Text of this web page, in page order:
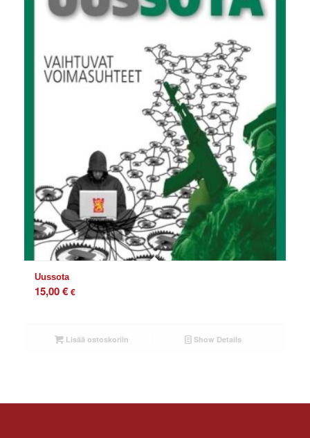
Uussota
15,00€ €
Lisää ostoskoriin Show Details